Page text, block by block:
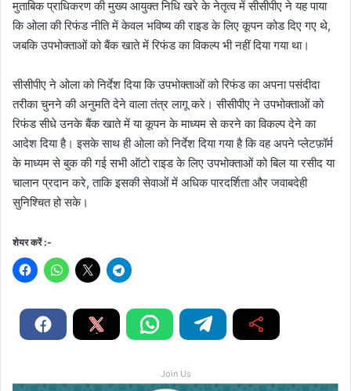
मुताबिक प्राधिकरण की मुख्य आयुक्त निधि खरे के नेतृत्व में सीसीपीए ने यह पाया
कि ओला की रिफंड नीति में केवल भविष्य की राइड के लिए कूपन कोड दिए गए थे,
जबकि उपभोक्ताओं को बैंक खाते में रिफंड का विकल्प भी नहीं दिया गया था।
सीसीपीए ने ओला को निर्देश दिया कि उपभोक्ताओं को रिफंड का अपना पसंदीदा
तरीका चुनने की अनुमति देने वाला तंत्र लागू करे। सीसीपीए ने उपभोक्‍ताओं को
रिफंड सीधे उनके बैंक खाते में या कूपन के माध्यम से करने का विकल्‍प देने का
आदेश दिया है। इसके साथ ही ओला को निर्देश दिया गया है कि वह अपने प्लेटफ़ॉर्म
के माध्यम से बुक की गई सभी ऑटो राइड के लिए उपभोक्ताओं को बिल या रसीद या
चालान प्रदान करे, ताकि इसकी सेवाओं में अधिक पारदर्शिता और जवाबदेही
सुनिश्चित हो सके।
शेयर करें :-
Join Us